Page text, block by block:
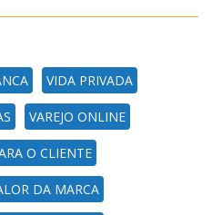
VIDA PRIVADA
VAREJO ONLINE
O CLIENTE
DA MARCA